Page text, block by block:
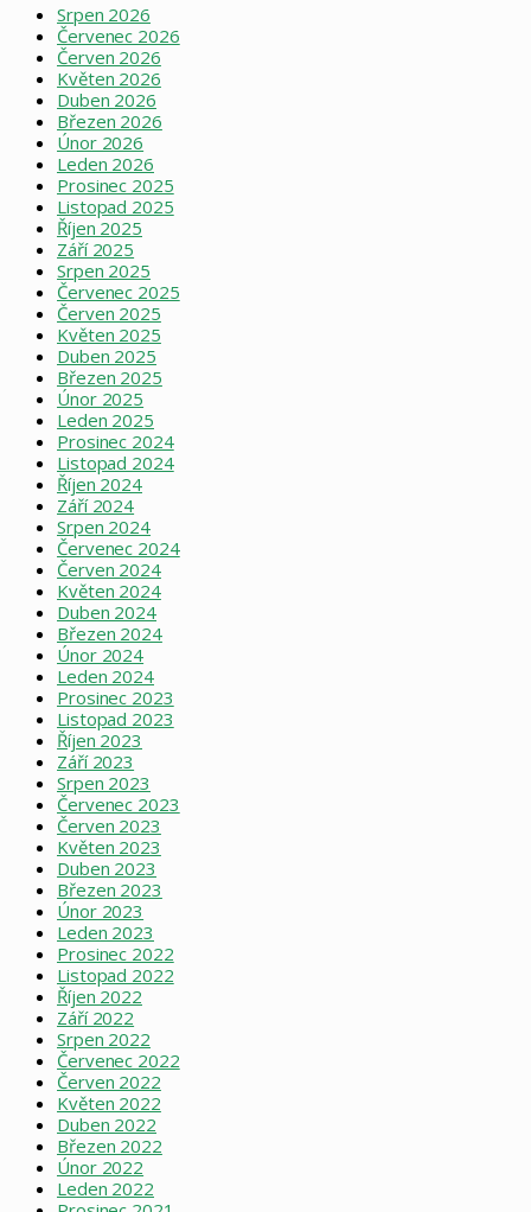
Srpen 2026
Červenec 2026
Červen 2026
Květen 2026
Duben 2026
Březen 2026
Únor 2026
Leden 2026
Prosinec 2025
Listopad 2025
Říjen 2025
Září 2025
Srpen 2025
Červenec 2025
Červen 2025
Květen 2025
Duben 2025
Březen 2025
Únor 2025
Leden 2025
Prosinec 2024
Listopad 2024
Říjen 2024
Září 2024
Srpen 2024
Červenec 2024
Červen 2024
Květen 2024
Duben 2024
Březen 2024
Únor 2024
Leden 2024
Prosinec 2023
Listopad 2023
Říjen 2023
Září 2023
Srpen 2023
Červenec 2023
Červen 2023
Květen 2023
Duben 2023
Březen 2023
Únor 2023
Leden 2023
Prosinec 2022
Listopad 2022
Říjen 2022
Září 2022
Srpen 2022
Červenec 2022
Červen 2022
Květen 2022
Duben 2022
Březen 2022
Únor 2022
Leden 2022